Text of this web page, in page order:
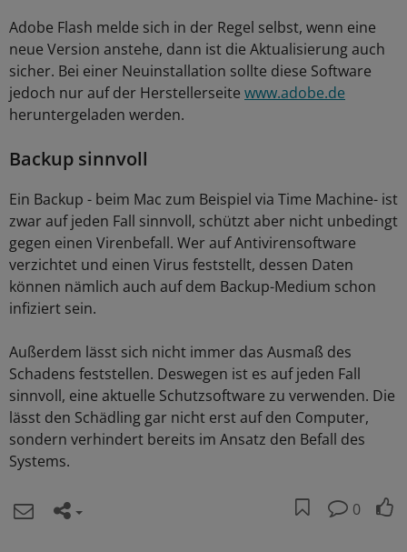
Adobe Flash melde sich in der Regel selbst, wenn eine
neue Version anstehe, dann ist die Aktualisierung auch
sicher. Bei einer Neuinstallation sollte diese Software
jedoch nur auf der Herstellerseite www.adobe.de
heruntergeladen werden.
Backup sinnvoll
Ein Backup - beim Mac zum Beispiel via Time Machine- ist
zwar auf jeden Fall sinnvoll, schützt aber nicht unbedingt
gegen einen Virenbefall. Wer auf Antivirensoftware
verzichtet und einen Virus feststellt, dessen Daten
können nämlich auch auf dem Backup-Medium schon
infiziert sein.
Außerdem lässt sich nicht immer das Ausmaß des
Schadens feststellen. Deswegen ist es auf jeden Fall
sinnvoll, eine aktuelle Schutzsoftware zu verwenden. Die
lässt den Schädling gar nicht erst auf den Computer,
sondern verhindert bereits im Ansatz den Befall des
Systems.
0